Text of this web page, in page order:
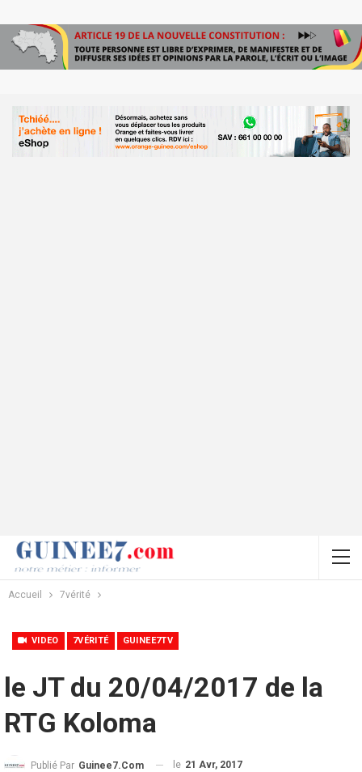
Accueil 7vérité
VIDEO 7VÉRITÉ GUINEE7TV
le JT du 20/04/2017 de la
RTG Koloma
Publié Par Guinee7.com le 21 Avr, 2017